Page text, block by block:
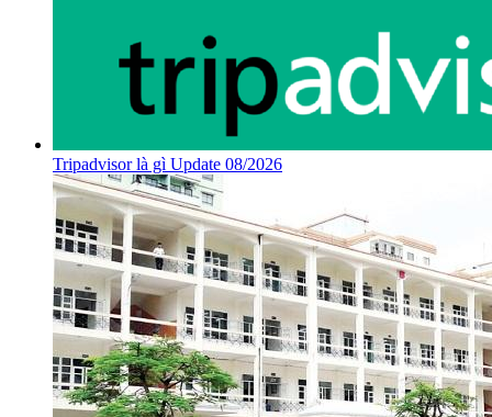
Tripadvisor là gì Update 08/2026